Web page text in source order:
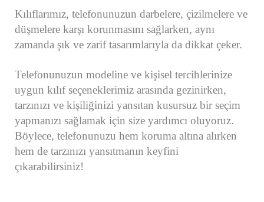
Kılıflarımız, telefonunuzun darbelere, çizilmelere ve
düşmelere karşı korunmasını sağlarken, aynı
zamanda şık ve zarif tasarımlarıyla da dikkat çeker.
Telefonunuzun modeline ve kişisel tercihlerinize
uygun kılıf seçeneklerimiz arasında gezinirken,
tarzınızı ve kişiliğinizi yansıtan kusursuz bir seçim
yapmanızı sağlamak için size yardımcı oluyoruz.
Böylece, telefonunuzu hem koruma altına alırken
hem de tarzınızı yansıtmanın keyfini
çıkarabilirsiniz!